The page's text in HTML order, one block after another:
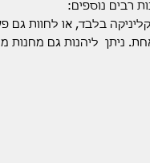
רבים נוספים:
בלבד, או לחוות גם
ניתן ליהנות גם מחנות